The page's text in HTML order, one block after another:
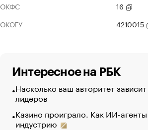
ОКФС
16
ОКОГУ
4210015
Интересное на РБК
Насколько ваш авторитет
лидеров
Казино проиграло. Как ИИ-
индустрию